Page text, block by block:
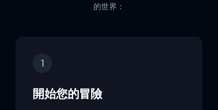
的世界：
1
開始您的冒險